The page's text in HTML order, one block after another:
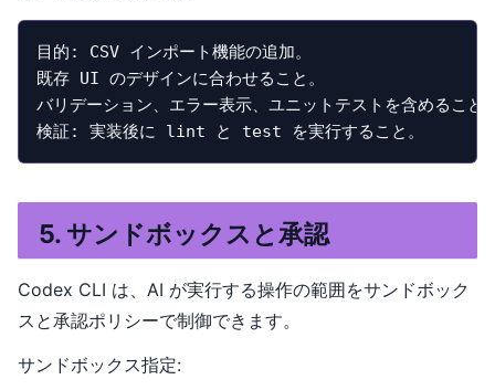
目的: CSV インポート機能の追加。
既存 UI のデザインに合わせること。
バリデーション、エラー表示、ユニットテストを含めること
検証: 実装後に lint と test を実行すること。
5. サンドボックスと承認
Codex CLI は、AI が実行する操作の範囲をサンドボック
スと承認ポリシーで制御できます。
サンドボックス指定: